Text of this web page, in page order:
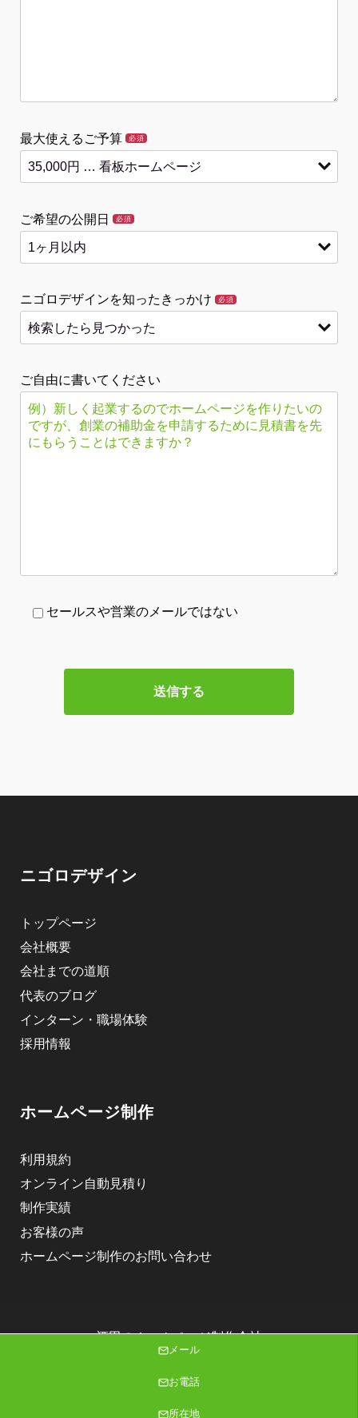
最大使えるご予算 必須
ご希望の公開日 必須
ニゴロデザインを知ったきっかけ 必須
ご自由に書いてください
セールスや営業のメールではない
ニゴロデザイン
トップページ
会社概要
会社までの道順
代表のブログ
インターン・職場体験
採用情報
ホームページ制作
利用規約
オンライン自動見積り
制作実績
お客様の声
ホームページ制作のお問い合わせ
酒田のホームページ制作会社
株式会社ニゴロデザイン
Copyright (C) 2026 株式会社ニゴロデザイン All Rights Reserved.
メール
お電話
所在地